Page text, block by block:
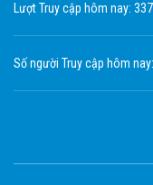
Lượt Truy cập hôm nay: 337
Số người Truy cập hôm